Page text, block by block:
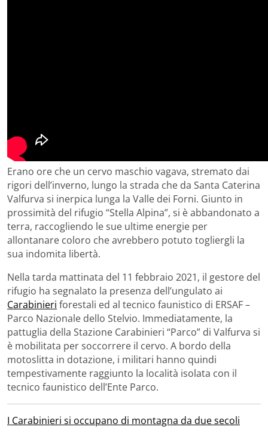
Erano ore che un cervo maschio vagava, stremato dai
rigori dell’inverno, lungo la strada che da Santa Caterina
Valfurva si inerpica lunga la Valle dei Forni. Giunto in
prossimità del rifugio “Stella Alpina”, si è abbandonato a
terra, raccogliendo le sue ultime energie per
allontanare coloro che avrebbero potuto togliergli la
sua indomita libertà.
Nella tarda mattinata del 11 febbraio 2021, il gestore del
rifugio ha segnalato la presenza dell’ungulato ai
Carabinieri forestali ed al tecnico faunistico di ERSAF –
Parco Nazionale dello Stelvio. Immediatamente, la
pattuglia della Stazione Carabinieri “Parco” di Valfurva si
è mobilitata per soccorrere il cervo. A bordo della
motoslitta in dotazione, i militari hanno quindi
tempestivamente raggiunto la località isolata con il
tecnico faunistico dell’Ente Parco.
I Carabinieri si occupano di montagna da due secoli